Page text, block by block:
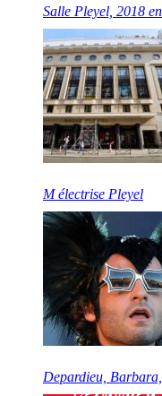
Salle Pleyel, 2018
M électrise Pleyel
Depardieu,